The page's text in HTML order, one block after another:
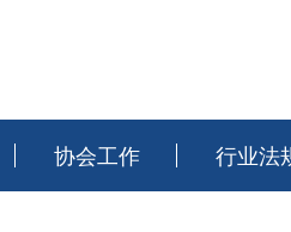
协会工作 行业法